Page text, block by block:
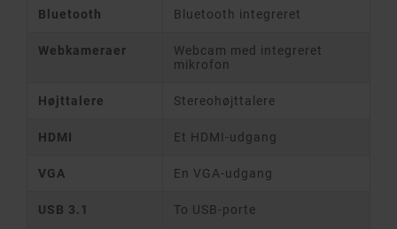
Bluetooth Bluetooth integreret
Webkameraer
Webcam med integreret
mikrofon
Højttalere Stereohøjttalere
HDMI Et HDMI-udgang
VGA En VGA-udgang
USB 3.1 To USB-porte